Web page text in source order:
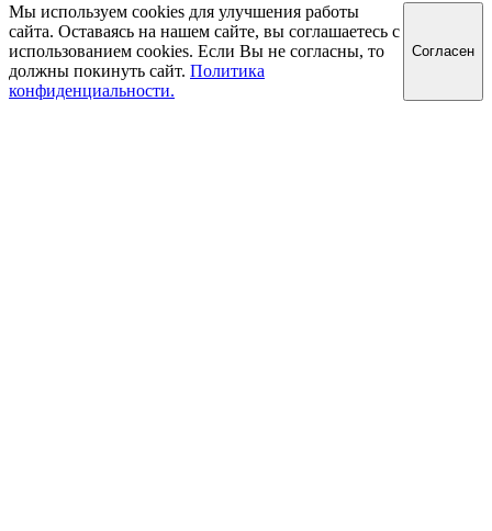
Мы используем cookies для улучшения работы
сайта. Оставаясь на нашем сайте, вы соглашаетесь с
использованием cookies. Если Вы не согласны, то
должны покинуть сайт. Политика
конфиденциальности.
Cогласен